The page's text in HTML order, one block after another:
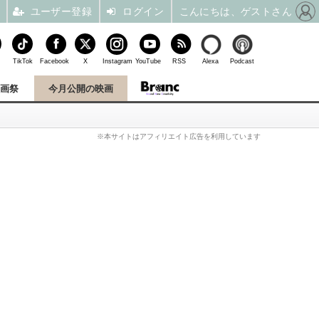
祭 今月公開の映画
※本サイトはアフィリエイト広告を利用しています
TikTok Facebook X Instagram YouTube RSS Alexa Podcast
ユーザー登録 ログイン こんにちは、ゲストさん